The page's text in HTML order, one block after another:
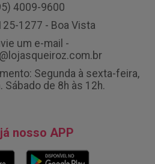
4009-9600
1277 - Boa Vista
um e-mail -
Segunda à sexta-feira,
Sábado de 8h às 12h.
nosso APP